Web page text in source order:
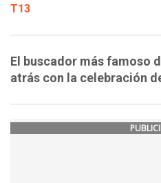
T13
El buscador más famoso
atrás con la celebración